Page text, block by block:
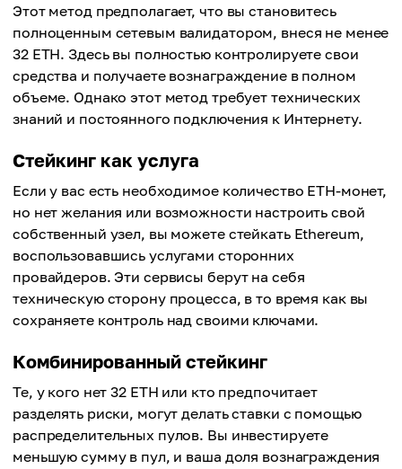
Этот метод предполагает, что вы становитесь
полноценным сетевым валидатором, внеся не менее
32 ETH. Здесь вы полностью контролируете свои
средства и получаете вознаграждение в полном
объеме. Однако этот метод требует технических
знаний и постоянного подключения к Интернету.
Стейкинг как услуга
Если у вас есть необходимое количество ETH-монет,
но нет желания или возможности настроить свой
собственный узел, вы можете стейкать Ethereum,
воспользовавшись услугами сторонних
провайдеров. Эти сервисы берут на себя
техническую сторону процесса, в то время как вы
сохраняете контроль над своими ключами.
Комбинированный стейкинг
Те, у кого нет 32 ETH или кто предпочитает
разделять риски, могут делать ставки с помощью
распределительных пулов. Вы инвестируете
меньшую сумму в пул, и ваша доля вознаграждения